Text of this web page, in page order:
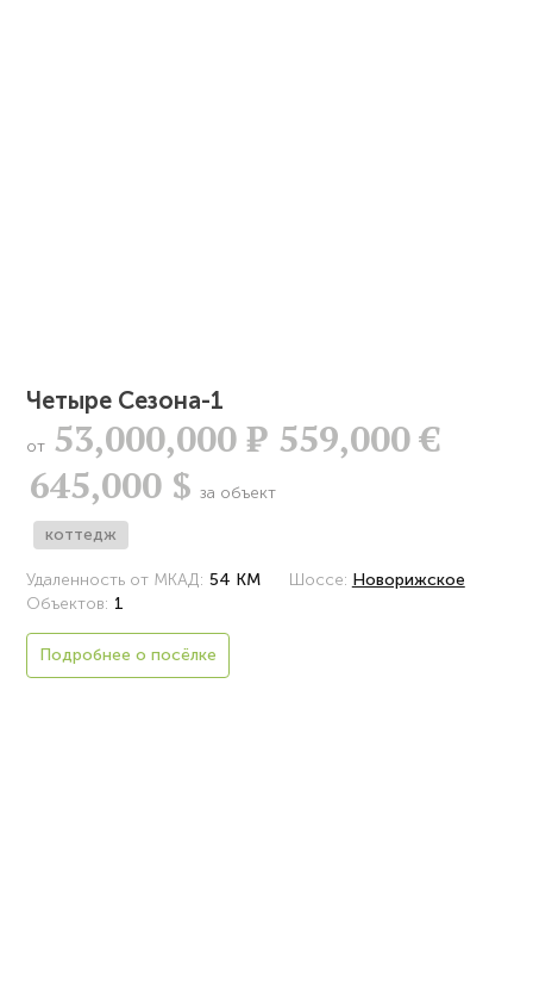
Четыре Сезона-1
от 53,000,000Р 559,000 €
645,000 $ за объект
коттедж
Удаленность от МКАД: 54 КМ Шоссе: Новорижское
Объектов: 1
Подробнее о посёлке